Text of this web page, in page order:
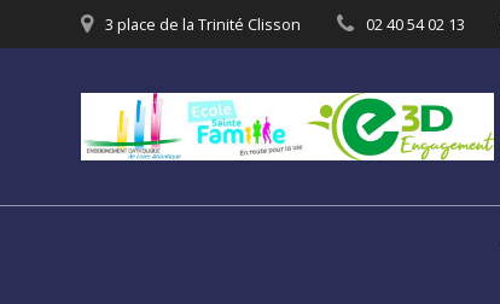
3 place de la Trinité Clisson 02 40 54 02 13